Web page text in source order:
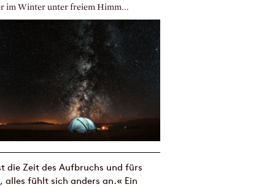
im Winter unter freiem Himm...
die Zeit des Aufbruchs und fürs
alles fühlt sich anders an.« Ein